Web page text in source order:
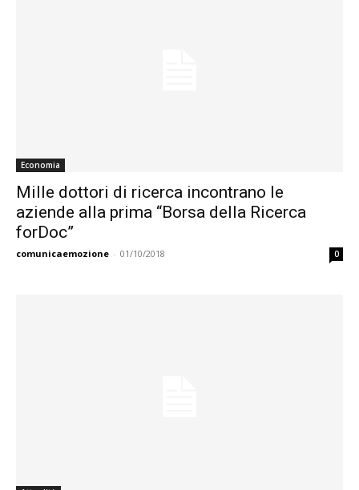
Economia
Mille dottori di ricerca incontrano le
aziende alla prima “Borsa della Ricerca
forDoc”
comunicaemozione - 01/10/2018 0